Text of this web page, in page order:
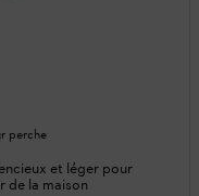
perche
et léger pour
de la maison